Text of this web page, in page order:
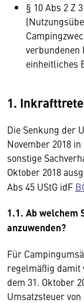
§ 10 Abs 2 Z
verbundenen
einheitliches
1.
Die Senkung der
November 2018
sonstige
Oktober 2018
Abs 45 UStG idF
1.1. Ab welchem
anzuwenden?
Für
regelmäßig damit
dem 31. Oktober
Umsatzsteuer von